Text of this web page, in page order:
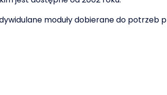
moduły dobierane do